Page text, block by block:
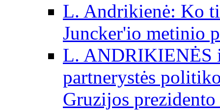
L. Andrikienė: Ko
Juncker'io metinio
L. ANDRIKIENĖS
partnerystės
Gruzijos